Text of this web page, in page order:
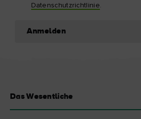
Datenschutzrichtlinie.
Anmelden
Das Wesentliche